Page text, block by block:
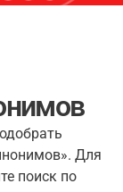
Для
поиск по